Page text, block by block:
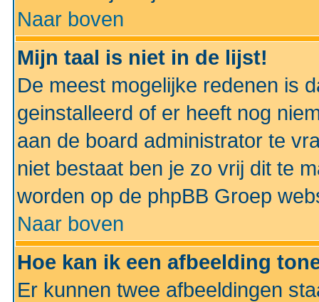
Naar boven
Mijn taal is niet in de lijst!
De meest mogelijke redenen is
geinstalleerd of er heeft nog
aan de board administrator te
niet bestaat ben je zo vrij dit te
worden op de phpBB Groep
Naar boven
Hoe kan ik een afbeelding
Er kunnen twee afbeeldingen